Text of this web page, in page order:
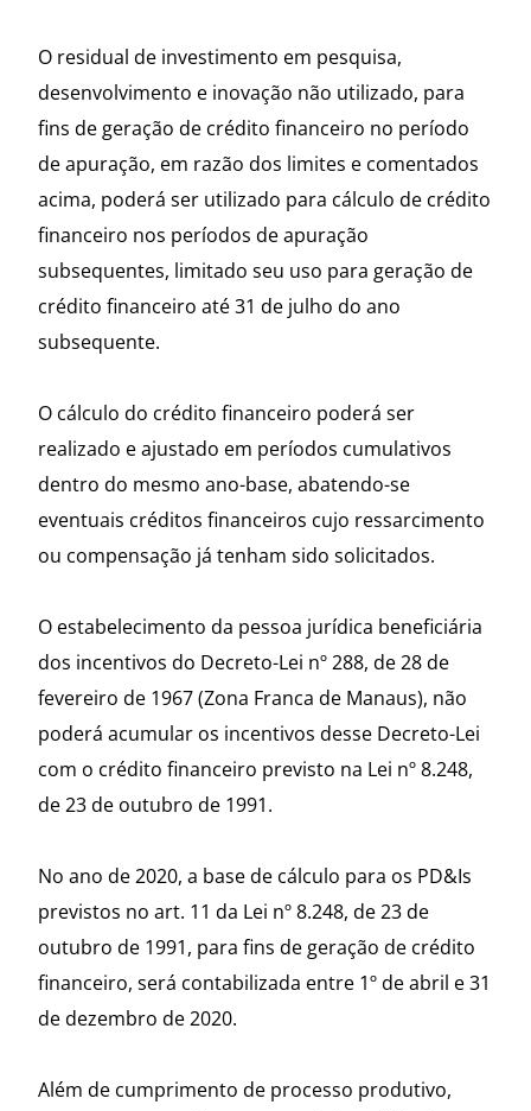
O residual de investimento em pesquisa,
desenvolvimento e inovação não utilizado, para
fins de geração de crédito financeiro no período
de apuração, em razão dos limites e comentados
acima, poderá ser utilizado para cálculo de crédito
financeiro nos períodos de apuração
subsequentes, limitado seu uso para geração de
crédito financeiro até 31 de julho do ano
subsequente.
O cálculo do crédito financeiro poderá ser
realizado e ajustado em períodos cumulativos
dentro do mesmo ano-base, abatendo-se
eventuais créditos financeiros cujo ressarcimento
ou compensação já tenham sido solicitados.
O estabelecimento da pessoa jurídica beneficiária
dos incentivos do Decreto-Lei nº 288, de 28 de
fevereiro de 1967 (Zona Franca de Manaus), não
poderá acumular os incentivos desse Decreto-Lei
com o crédito financeiro previsto na Lei nº 8.248,
de 23 de outubro de 1991.
No ano de 2020, a base de cálculo para os PD&Is
previstos no art. 11 da Lei nº 8.248, de 23 de
outubro de 1991, para fins de geração de crédito
financeiro, será contabilizada entre 1º de abril e 31
de dezembro de 2020.
Além de cumprimento de processo produtivo,